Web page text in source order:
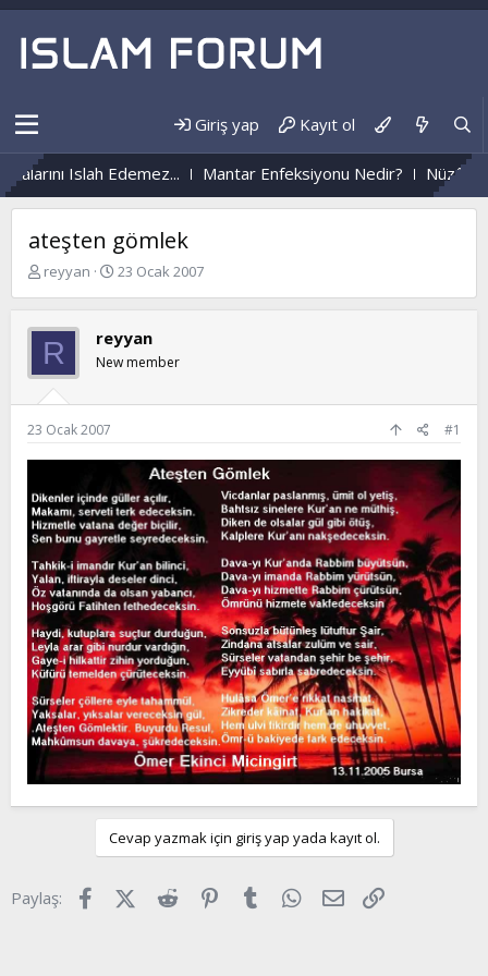
Giriş yap Kayıt ol
Islah Edemez... Mantar Enfeksiyonu Nedir? Nüzûlden
ateşten gömlek
K
b
u
y
u
b
a
l
t
a
n
reyyan
B
a
n
ı
a
r
i
h
i
23 Ocak 2007
R reyyan
New member
23 Ocak 2007 #1
Cevap yazmak için giriş yap yada kayıt ol.
Paylaş: FacebookX (Twitter)
Reddit Pinterest
Tumblr WhatsApp
E-posta